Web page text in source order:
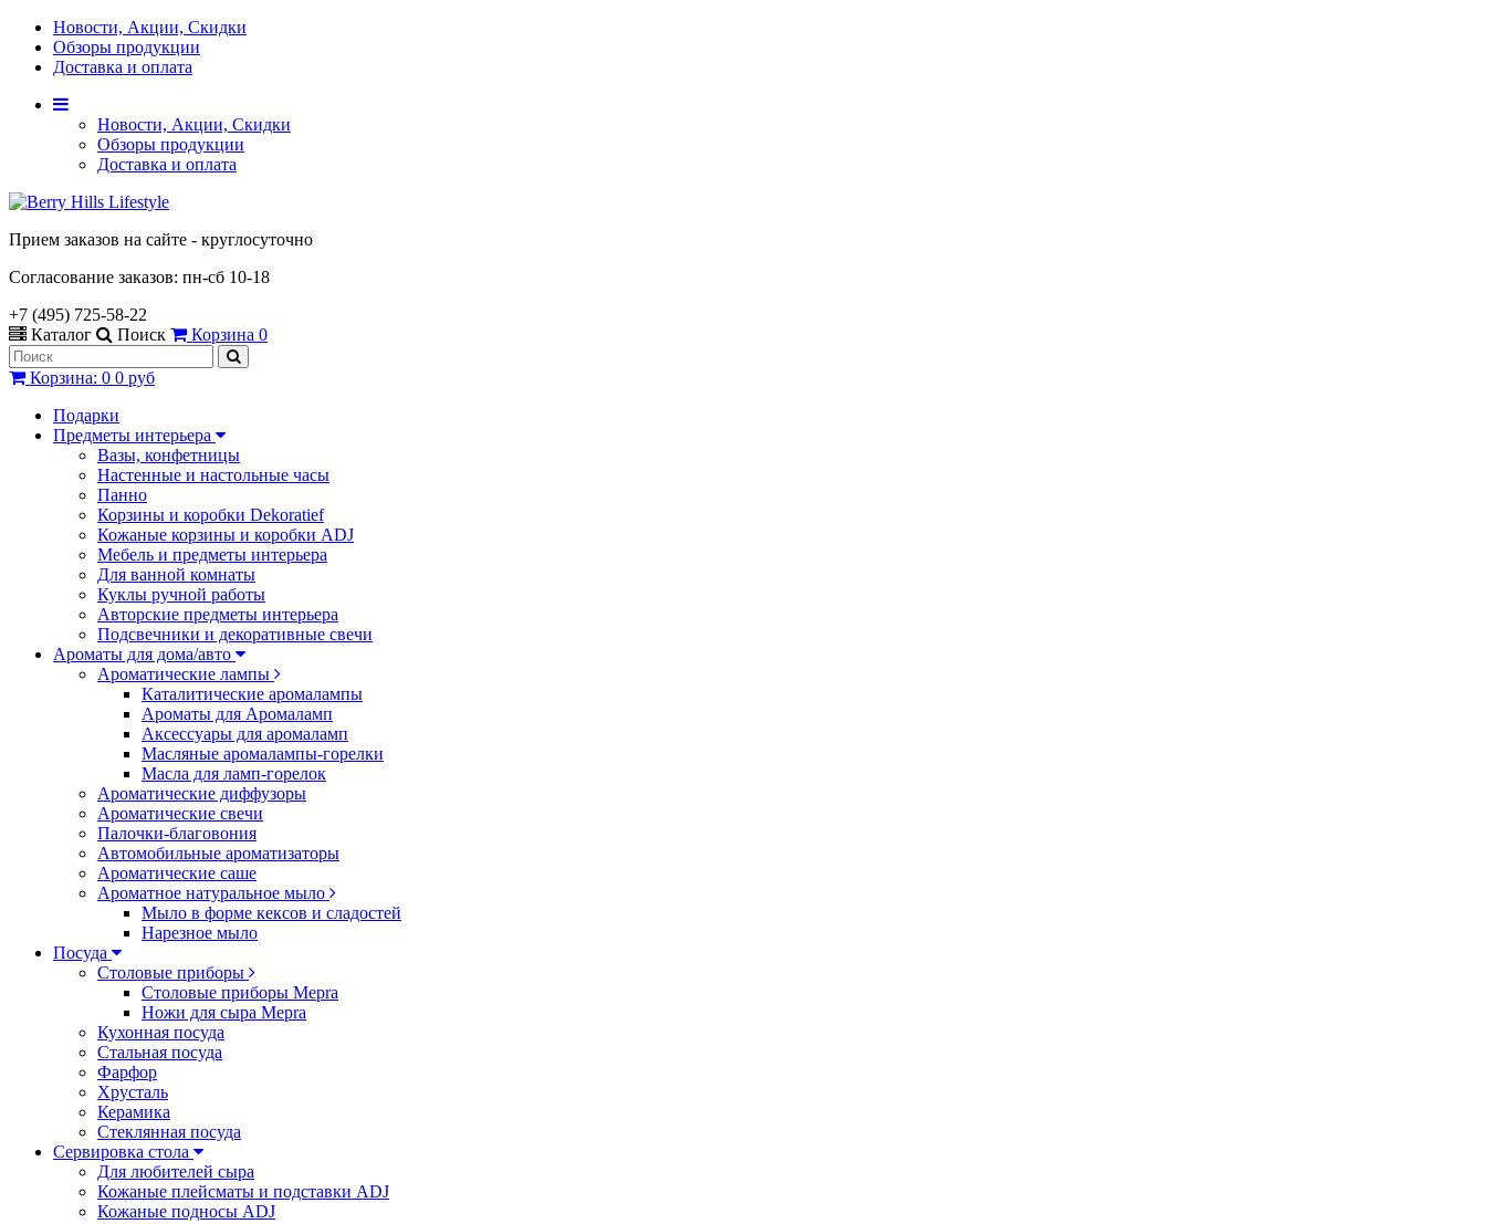
Новости, Акции, Скидки
Обзоры продукции
Доставка и оплата
Новости, Акции, Скидки
Обзоры продукции
Доставка и оплата
Прием заказов на сайте - круглосуточно
Согласование заказов: пн-сб 10-18
+7 (495) 725-58-22
Каталог
Поиск Корзина 0
Корзина: 0 0 руб
Подарки
Предметы интерьера
Вазы, конфетницы
Настенные и настольные часы
Панно
Корзины и коробки Dekoratief
Кожаные корзины и коробки ADJ
Мебель и предметы интерьера
Для ванной комнаты
Куклы ручной работы
Авторские предметы интерьера
Подсвечники и декоративные свечи
Ароматы для дома/авто
Ароматические лампы
Каталитические аромалампы
Ароматы для Аромаламп
Аксессуары для аромаламп
Масляные аромалампы-горелки
Масла для ламп-горелок
Ароматические диффузоры
Ароматические свечи
Палочки-благовония
Автомобильные ароматизаторы
Ароматические саше
Ароматное натуральное мыло
Мыло в форме кексов и сладостей
Нарезное мыло
Посуда
Столовые приборы
Столовые приборы Mepra
Ножи для сыра Mepra
Кухонная посуда
Стальная посуда
Фарфор
Хрусталь
Керамика
Стеклянная посуда
Сервировка стола
Для любителей сыра
Кожаные плейсматы и подставки ADJ
Кожаные подносы ADJ